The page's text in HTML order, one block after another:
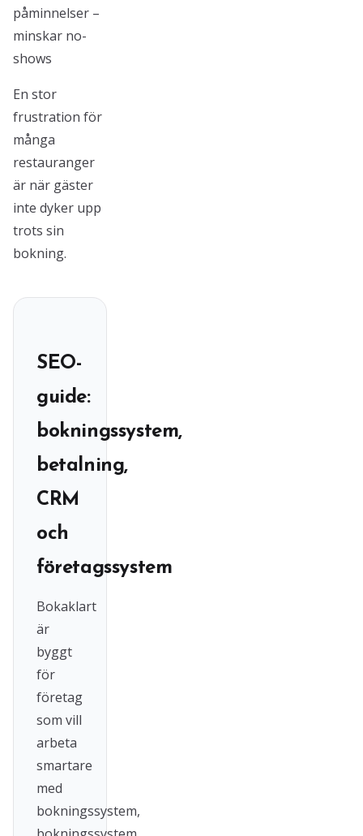
påminnelser –
minskar no-
shows
En stor
frustration för
många
restauranger
är när gäster
inte dyker upp
trots sin
bokning.
SEO-
guide:
bokningssystem,
betalning,
CRM
och
företagssystem
Bokaklart
är
byggt
för
företag
som vill
arbeta
smartare
med
bokningssystem,